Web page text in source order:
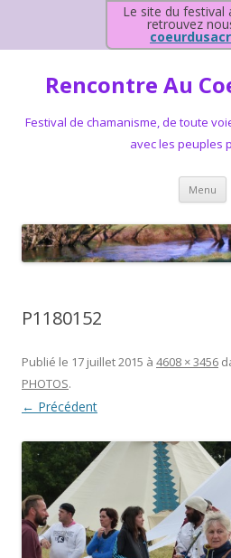
Le site du festival
retrouvez
Rencontre Au
Festival de chamanisme, de toute
avec les peuples
Menu
P1180152
Publié le 17 juillet 2015 à 4608 × 3456
PHOTOS.
← Précédent